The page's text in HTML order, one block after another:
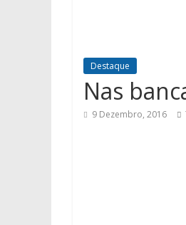
Destaque
Nas
9 Dezembro, 2016